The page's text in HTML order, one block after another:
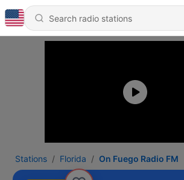
Stations Florida On Fuego Radio FM